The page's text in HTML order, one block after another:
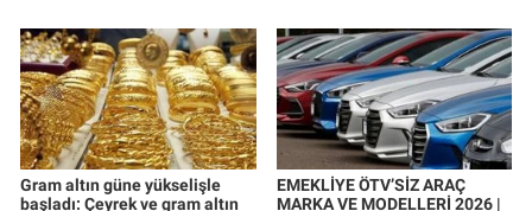
Gram altın güne yükselişle
başladı: Çeyrek ve gram altın
EMEKLİYE ÖTV’SİZ ARAÇ
MARKA VE MODELLERİ 2026 |